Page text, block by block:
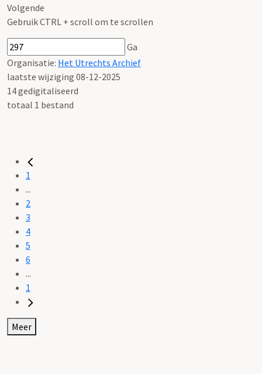
Volgende
Gebruik CTRL + scroll om te scrollen
Ga
Organisatie: Het Utrechts Archief
laatste wijziging 08-12-2025
14 gedigitaliseerd
totaal 1 bestand
1
...
2
3
4
5
6
...
1
Meer